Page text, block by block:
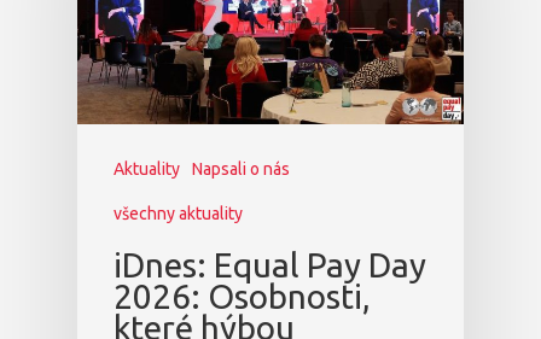
Aktuality Napsali o nás
všechny aktuality
iDnes: Equal Pay Day
2026: Osobnosti,
které hýbou